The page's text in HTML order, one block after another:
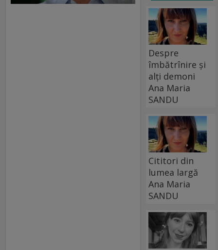
Despre
îmbătrînire și
alți demoni
Ana Maria
SANDU
Cititori din
lumea largă
Ana Maria
SANDU